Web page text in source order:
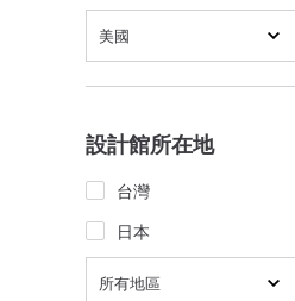
美國
設計館所在地
台灣
日本
所有地區